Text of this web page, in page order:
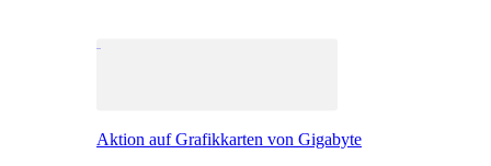
Aktion auf Grafikkarten von Gigabyte